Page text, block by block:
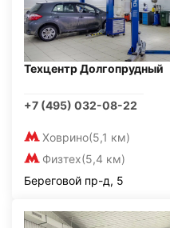
Техцентр Долгопрудный
+7 (495) 032-08-22
Ховрино(5,1 км)
Физтех(5,4 км)
Береговой пр-д, 5